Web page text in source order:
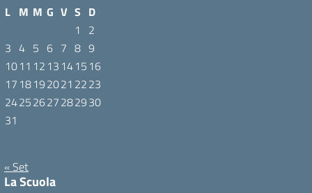
L M M G V S D
1
2
3 4 5 6 7 8 9
1011 12 13 1415 16
17 18192021 2223
24252627282930
31
« Set
La Scuola